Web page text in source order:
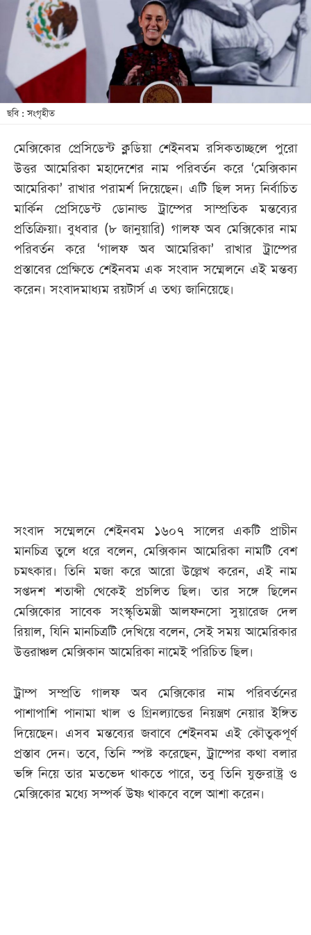
খেলা
বিনোদন
লাইফ
স্টাইল
শিক্ষা
বিভাগ
ছবি
ভিডিও
ছবি : সংগৃহীত
মেক্সিকোর প্রেসিডেন্ট ক্লডিয়া শেইনবম রসিকতাচ্ছলে পুরো
উত্তর আমেরিকা মহাদেশের নাম পরিবর্তন করে ‘মেক্সিকান
আমেরিকা’ রাখার পরামর্শ দিয়েছেন। এটি ছিল সদ্য নির্বাচিত
মার্কিন প্রেসিডেন্ট ডোনাল্ড ট্রাম্পের সাম্প্রতিক মন্তব্যের
প্রতিক্রিয়া। বুধবার (৮ জানুয়ারি) গালফ অব মেক্সিকোর নাম
পরিবর্তন করে ‘গালফ অব আমেরিকা’ রাখার ট্রাম্পের
প্রস্তাবের প্রেক্ষিতে শেইনবম এক সংবাদ সম্মেলনে এই মন্তব্য
করেন। সংবাদমাধ্যম রয়টার্স এ তথ্য জানিয়েছে।
সংবাদ সম্মেলনে শেইনবম ১৬০৭ সালের একটি প্রাচীন
মানচিত্র তুলে ধরে বলেন, মেক্সিকান আমেরিকা নামটি বেশ
চমৎকার। তিনি মজা করে আরো উল্লেখ করেন, এই নাম
সপ্তদশ শতাব্দী থেকেই প্রচলিত ছিল। তার সঙ্গে ছিলেন
মেক্সিকোর সাবেক সংস্কৃতিমন্ত্রী আলফনসো সুয়ারেজ দেল
রিয়াল, যিনি মানচিত্রটি দেখিয়ে বলেন, সেই সময় আমেরিকার
উত্তরাঞ্চল মেক্সিকান আমেরিকা নামেই পরিচিত ছিল।
ট্রাম্প সম্প্রতি গালফ অব মেক্সিকোর নাম পরিবর্তনের
পাশাপাশি পানামা খাল ও গ্রিনল্যান্ডের নিয়ন্ত্রণ নেয়ার ইঙ্গিত
দিয়েছেন। এসব মন্তব্যের জবাবে শেইনবম এই কৌতুকপূর্ণ
প্রস্তাব দেন। তবে, তিনি স্পষ্ট করেছেন, ট্রাম্পের কথা বলার
ভঙ্গি নিয়ে তার মতভেদ থাকতে পারে, তবু তিনি যুক্তরাষ্ট্র ও
মেক্সিকোর মধ্যে সম্পর্ক উষ্ণ থাকবে বলে আশা করেন।